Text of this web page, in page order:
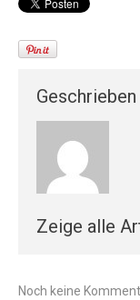
Zeige alle
Noch keine